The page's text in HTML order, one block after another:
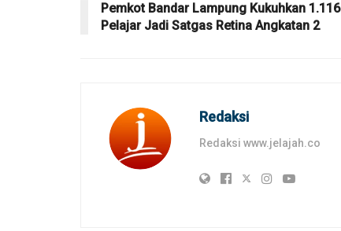
Pemkot Bandar Lampung Kukuhkan 1.116
Pelajar Jadi Satgas Retina Angkatan 2
Redaksi
Redaksi www.jelajah.co